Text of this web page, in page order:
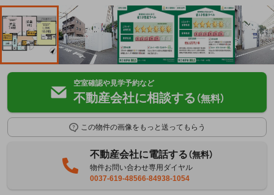
空室確認や見学予約など
不動産会社に相談する （無料）
この物件の画像をもっと送ってもらう
不動産会社に電話する（無料）
物件お問い合わせ専用ダイヤル
0037-619-48566-84938-1054